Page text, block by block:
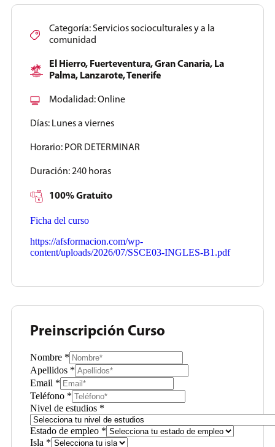
Categoría:Servicios socioculturales y a la
comunidad
El Hierro, Fuerteventura,Gran Canaria, La
Palma, Lanzarote,Tenerife
Modalidad:Online
Días: Lunes a viernes
Horario: POR DETERMINAR
Duración:240 horas
100% Gratuito
Ficha del curso
https://afsformacion.com/wp-
content/uploads/2026/07/SSCE03-INGLES-B1.pdf
Preinscripción Curso
Nombre *
Apellidos *
Email *
Teléfono *
Nivel de estudios *
Estado de empleo *
Isla *